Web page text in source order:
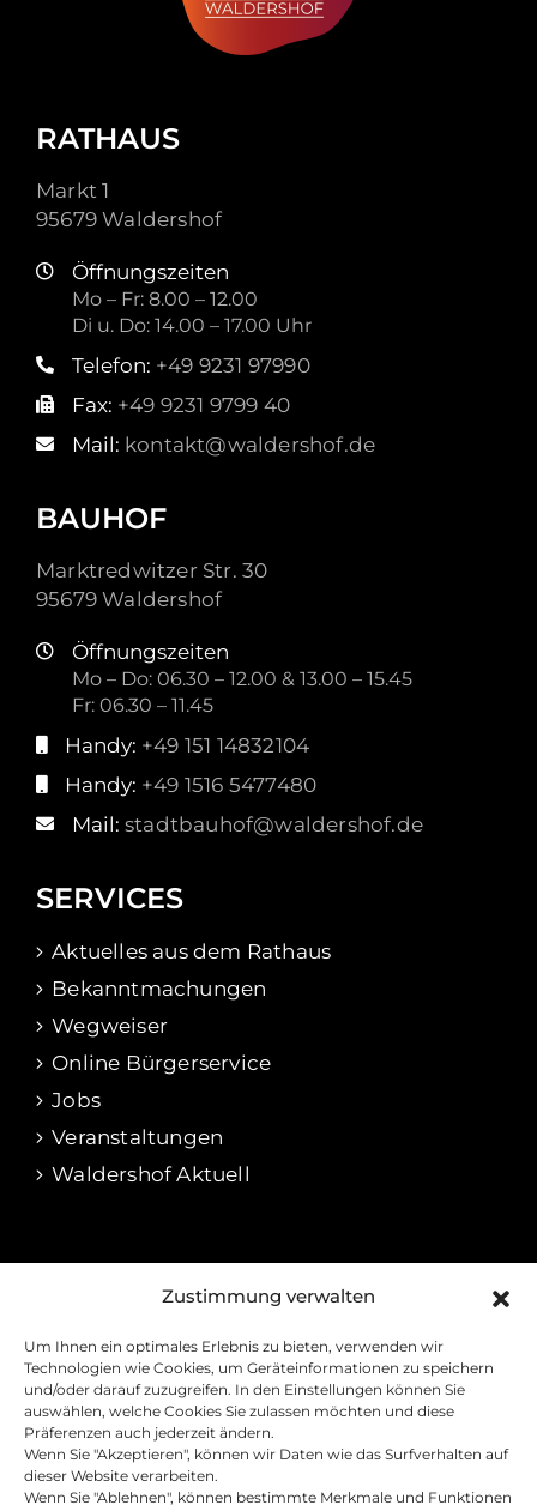
Zustimmung verwalten
Um Ihnen ein optimales Erlebnis zu bieten, verwenden wir
Technologien wie Cookies, um Geräteinformationen zu speichern
und/oder darauf zuzugreifen. In den Einstellungen können Sie
auswählen, welche Cookies Sie zulassen möchten und diese
Präferenzen auch jederzeit ändern.
Wenn Sie "Akzeptieren", können wir Daten wie das Surfverhalten auf
dieser Website verarbeiten.
Wenn Sie "Ablehnen", können bestimmte Merkmale und Funktionen
RATHAUS
Markt 1
95679 Waldershof
Öffnungszeiten
Mo – Fr: 8.00 – 12.00
Di u. Do: 14.00 – 17.00 Uhr
Telefon: +49 9231 97990
Fax: +49 9231 9799 40
Mail: kontakt@waldershof.de
BAUHOF
Marktredwitzer Str. 30
95679 Waldershof
Öffnungszeiten
Mo – Do: 06.30 – 12.00 & 13.00 – 15.45
Fr: 06.30 – 11.45
Handy: +49 151 14832104
Handy: +49 1516 5477480
Mail: stadtbauhof@waldershof.de
SERVICES
Aktuelles aus dem Rathaus
Bekanntmachungen
Wegweiser
Online Bürgerservice
Jobs
Veranstaltungen
Waldershof Aktuell
RECHTLICHES
Datenschutz
Cookie-Richtline
Barrierefreiheitserklärung
Kontakt